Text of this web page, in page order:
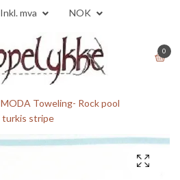
Inkl. mva NOK
0
MODA Toweling- Rock pool
turkis stripe